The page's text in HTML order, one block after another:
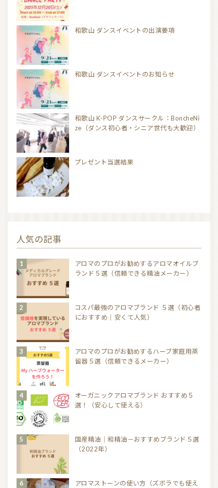
和歌山 ダンスイベントの出演要項
和歌山 ダンスイベントのお知らせ
和歌山 K-POP ダンスサークル：BoncheNi
ze（ダンス初心者・シニア世代も大歓迎）
プレゼント当選結果
人気の記事
アロマのプロがお勧めするアロマオイルブ
ランド５選（信頼できる精油メーカー）
コスパ最強のアロマブランド ５選（初心者
におすすめ｜安くて人気）
アロマのプロがお勧めするハーブ家庭用蒸
留器５選（信頼できるメーカー）
オーガニックアロマブランド おすすめ５
選！（安心して使える）
国産精油｜和精油－おすすめブランド５選
（2022年）
アロマストーンの使い方（ズボラでも使え